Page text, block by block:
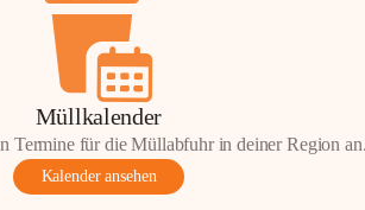
Müllkalender
Termine für die Müllabfuhr in deiner Region
Kalender ansehen